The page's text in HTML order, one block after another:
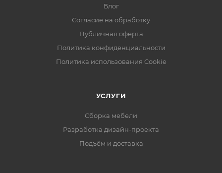
Блог
Согласие на обработку
Публичная оферта
Политика конфиденциальности
Политика использования Cookie
УСЛУГИ
Сборка мебели
Разработка дизайн-проекта
Подъём и доставка